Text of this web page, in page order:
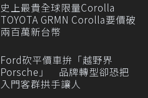
史上最貴全球限量Corolla
TOYOTA GRMN Corolla要價破
兩百萬新台幣
Ford砍平價車拚「越野界
Porsche」 品牌轉型卻恐把
入門客群拱手讓人